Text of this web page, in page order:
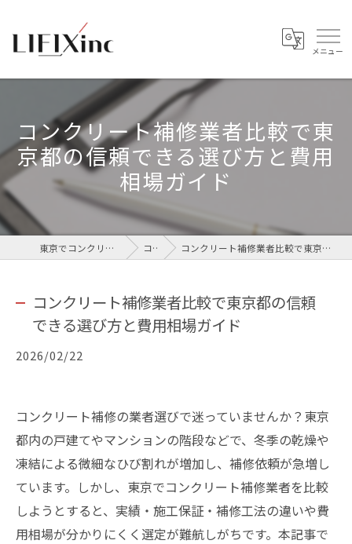
コンクリート補修業者比較で東
京都の信頼できる選び方と費用
相場ガイド
東京でコンクリートなら株式会社LIFIX コラム コンクリート補修業者比較で東京都の信頼できる選び方と費用相場ガイド
コンクリート補修業者比較で東京都の信頼
できる選び方と費用相場ガイド
2026/02/22
コンクリート補修の業者選びで迷っていませんか？東京
都内の戸建てやマンションの階段などで、冬季の乾燥や
凍結による微細なひび割れが増加し、補修依頼が急増し
ています。しかし、東京でコンクリート補修業者を比較
しようとすると、実績・施工保証・補修工法の違いや費
用相場が分かりにくく選定が難航しがちです。本記事で